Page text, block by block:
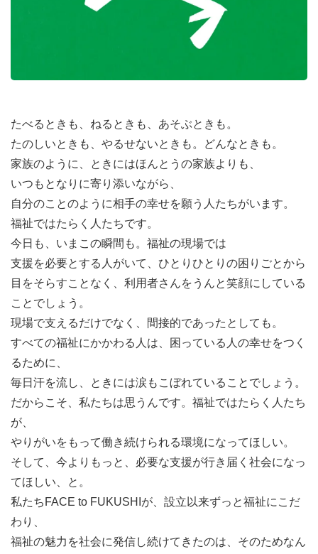
たべるときも、ねるときも、あそぶときも。
たのしいときも、やるせないときも。どんなときも。
家族のように、ときにはほんとうの家族よりも、
いつもとなりに寄り添いながら、
自分のことのように相手の幸せを願う人たちがいます。
福祉ではたらく人たちです。
今日も、いまこの瞬間も。福祉の現場では
支援を必要とする人がいて、ひとりひとりの困りごとから
目をそらすことなく、利用者さんをうんと笑顔にしている
ことでしょう。
現場で支えるだけでなく、間接的であったとしても。
すべての福祉にかかわる人は、困っている人の幸せをつく
るために、
毎日汗を流し、ときには涙もこぼれていることでしょう。
だからこそ、私たちは思うんです。福祉ではたらく人たち
が、
やりがいをもって働き続けられる環境になってほしい。
そして、今よりもっと、必要な支援が行き届く社会になっ
てほしい、と。
私たちFACE to FUKUSHIが、設立以来ずっと福祉にこだ
わり、
福祉の魅力を社会に発信し続けてきたのは、そのためなん